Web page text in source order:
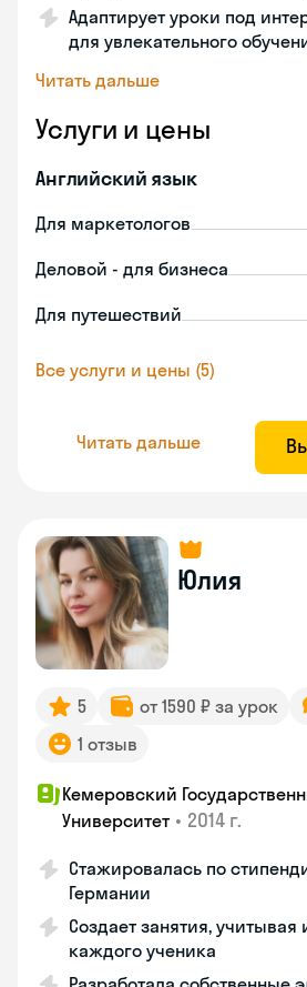
Адаптирует уроки под
для увлекательного
Читать дальше
Услуги и цены
Английский язык
Для маркетологов
Деловой - для бизнеса
Для путешествий
Все услуги и цены (5)
Читать дальше
Юлия
5 от 1590 ₽ за урок
1 отзыв
Кемеровский
Университет • 2014 г.
Стажировалась по
Германии
Создает занятия, учитывая
каждого ученика